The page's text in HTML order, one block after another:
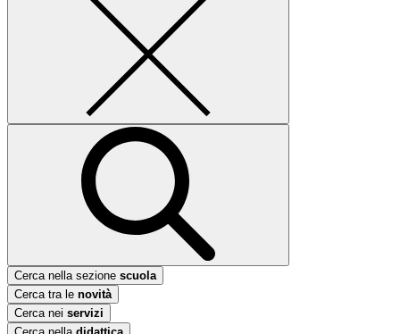
Cerca nella sezione scuola
Cerca tra le novità
Cerca nei servizi